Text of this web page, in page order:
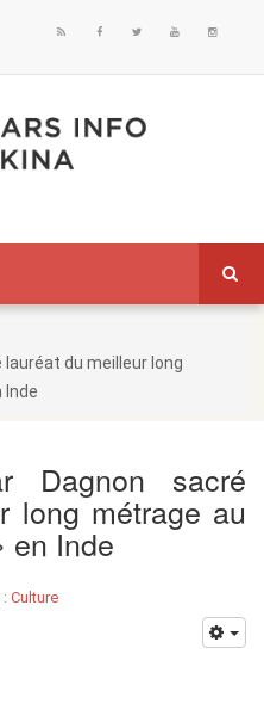
lauréat du meilleur long
Inde
Dagnon sacré
long métrage au
en Inde
Culture